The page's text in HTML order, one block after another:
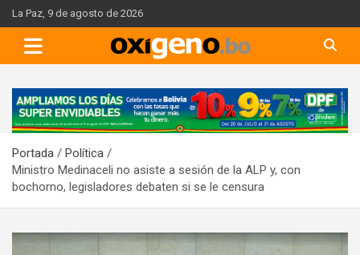
Skip
to
content
La Paz, 9 de agosto de 2026
A
d
e
r
t
s
Portada
Política
Ministro Medinaceli no asiste a sesión de la ALP y, con
bochorno, legisladores debaten si se le censura